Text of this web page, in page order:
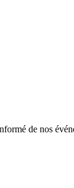
de nos